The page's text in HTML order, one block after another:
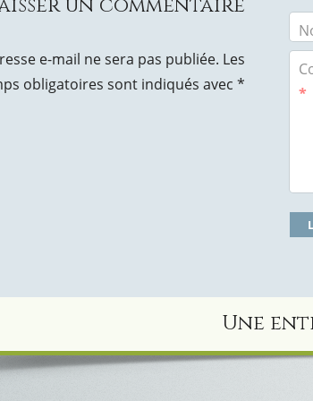
un commentaire
e-mail ne sera pas publiée. Les
obligatoires sont indiqués avec *
*
Une